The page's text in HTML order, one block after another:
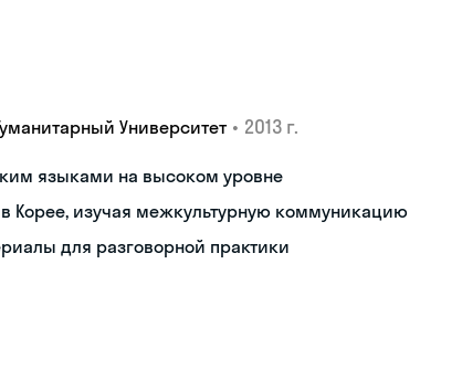
Университет • 2013 г.
языками на высоком уровне
в Корее, изучая межкультурную коммуникацию
для разговорной практики